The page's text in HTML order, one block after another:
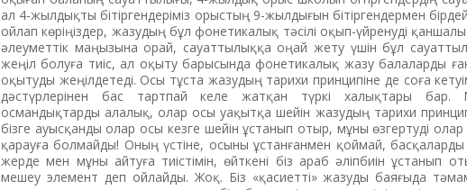
ал 4-жылдықты бітіргендеріміз орыстың 9-жылдығын бітіргендермен
ойлап көріңіздер, жазудың бұл фонетикалық тәсілі оқып-үйренуді
әлеуметтік маңызына орай, сауаттылыққа оңай жету үшін бұл
жеңіл болуға тиіс, ал оқыту барысында фонетикалық жазу балаларды
оқытуды жеңілдетеді. Осы тұста жазудың тарихи принципіне де соға
дәстүрлерінен бас тартпай келе жатқан түркі халықтары бар.
османдықтарды алалық, олар осы уақытқа шейін жазудың тарихи
бізге ауысқанды олар осы кезге шейін ұстанып отыр, мұны өзгертуді олар
қарауға болмайды! Оның үстіне, осыны ұстанғанмен қоймай,
жерде мен мұны айтуға тиістімін, өйткені біз араб әліпбиін ұстанып
мешеу элемент деп ойлайды. Жоқ. Біз «қасиетті» жазуды баяғыда